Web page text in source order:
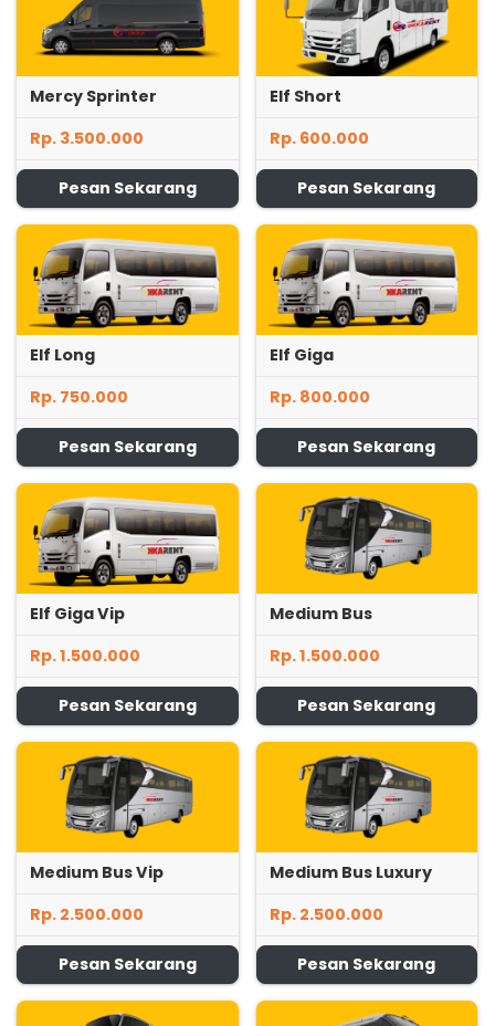
Mercy Sprinter
Rp. 3.500.000
Pesan Sekarang
Elf Short
Rp. 600.000
Pesan Sekarang
Elf Long
Rp. 750.000
Pesan Sekarang
Elf Giga
Rp. 800.000
Pesan Sekarang
Elf Giga Vip
Rp. 1.500.000
Pesan Sekarang
Medium Bus
Rp. 1.500.000
Pesan Sekarang
Medium Bus Vip
Rp. 2.500.000
Pesan Sekarang
Medium Bus Luxury
Rp. 2.500.000
Pesan Sekarang